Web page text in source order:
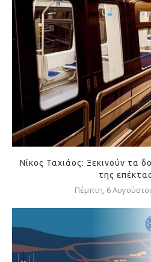
Νίκος Ταχιάος: Ξεκινούν τα
της
Πέμπτη, 6